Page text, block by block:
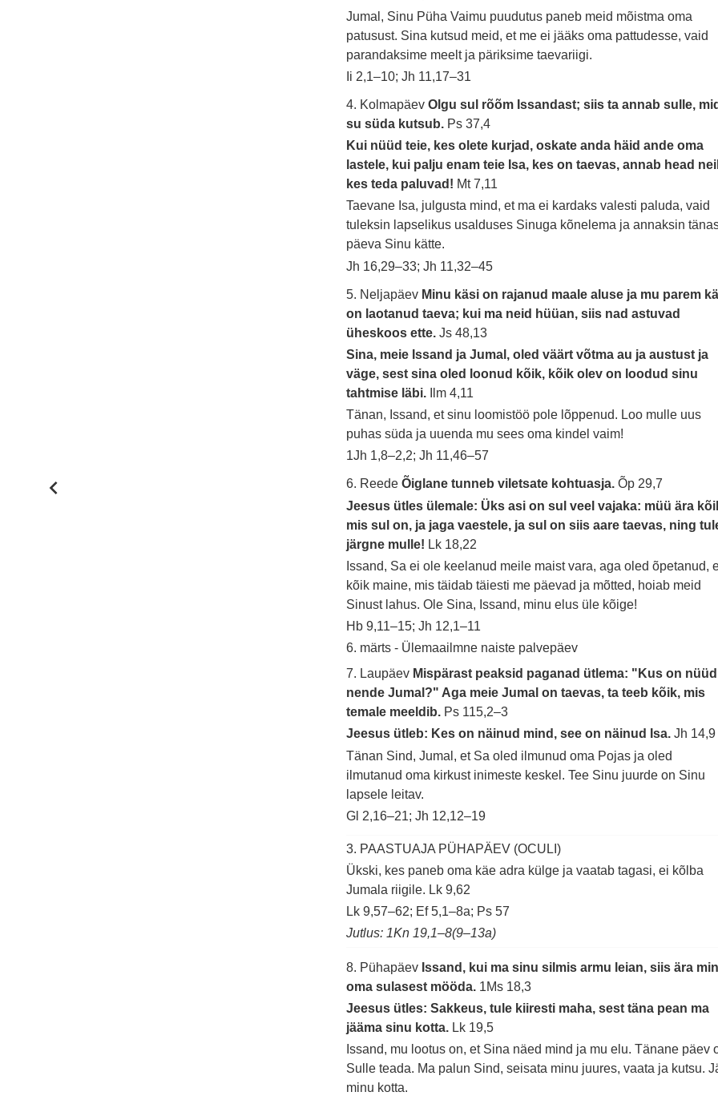
Jumal, Sinu Püha Vaimu puudutus paneb meid mõistma oma
patusust. Sina kutsud meid, et me ei jääks oma pattudesse, vaid
parandaksime meelt ja päriksime taevariigi.
Ii 2,1–10; Jh 11,17–31
4. KolmapäevOlgu sul rõõm Issandast; siis ta annab sulle,
su süda kutsub. Ps 37,4
Kui nüüd teie, kes olete kurjad, oskate anda häid ande oma
lastele, kui palju enam teie Isa, kes on taevas, annab head
kes teda paluvad! Mt 7,11
Taevane Isa, julgusta mind, et ma ei kardaks valesti paluda, vaid
tuleksin lapselikus usalduses Sinuga kõnelema ja annaksin
päeva Sinu kätte.
Jh 16,29–33; Jh 11,32–45
5. Neljapäev Minu käsi on rajanud maale aluse ja mu parem
on laotanud taeva; kui ma neid hüüan, siis nad astuvad
üheskoos ette.Js 48,13
Sina, meie Issand ja Jumal, oled väärt võtma au ja austust ja
väge, sest sina oled loonud kõik, kõik olev on loodud sinu
tahtmise läbi.
Ilm 4,11
Tänan, Issand, et sinu loomistöö pole lõppenud. Loo mulle uus
puhas süda ja uuenda mu sees oma kindel vaim!
1Jh 1,8–2,2; Jh 11,46–57
6. ReedeÕiglane tunneb viletsate kohtuasja.Õp 29,7
Jeesus ütles ülemale: Üks asi on sul veel vajaka: müü ära
mis sul on, ja jaga vaestele, ja sul on siis aare taevas, ning
järgne mulle! Lk 18,22
Issand, Sa ei ole keelanud meile maist vara, aga oled õpetanud,
kõik maine, mis täidab täiesti me päevad ja mõtted, hoiab meid
Sinust lahus. Ole Sina, Issand, minu elus üle kõige!
Hb 9,11–15; Jh 12,1–11
6. märts - Ülemaailmne naiste palvepäev
7. Laupäev Mispärast peaksid paganad ütlema: "Kus on nüüd
nende Jumal?" Aga meie Jumal on taevas, ta teeb kõik, mis
temale meeldib. Ps 115,2–3
Jeesus ütleb: Kes on näinud mind, see on näinud Isa.Jh 14,9
Tänan Sind, Jumal, et Sa oled ilmunud oma Pojas ja oled
ilmutanud oma kirkust inimeste keskel. Tee Sinu juurde on Sinu
lapsele leitav.
Gl 2,16–21; Jh 12,12–19
3. PAASTUAJA PÜHAPÄEV (OCULI)
Ükski, kes paneb oma käe adra külge ja vaatab tagasi, ei kõlba
Jumala riigile. Lk 9,62
Lk 9,57–62; Ef 5,1–8a; Ps 57
Jutlus: 1Kn 19,1–8(9–13a)
8. Pühapäev Issand, kui ma sinu silmis armu leian, siis ära
oma sulasest mööda. 1Ms 18,3
Jeesus ütles: Sakkeus, tule kiiresti maha, sest täna pean ma
jääma sinu kotta. Lk 19,5
Issand, mu lootus on, et Sina näed mind ja mu elu. Tänane päev
Sulle teada. Ma palun Sind, seisata minu juures, vaata ja kutsu.
minu kotta.